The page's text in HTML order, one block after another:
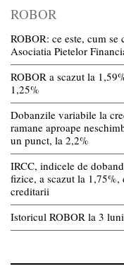
ROBOR
ROBOR: ce este, cum
Asociatia Pietelor
ROBOR a scazut la
1,25%
Dobanzile variabile la
ramane aproape
un punct, la 2,2%
IRCC, indicele de
fizice, a scazut la 1,75%,
creditarii
Istoricul ROBOR la 3